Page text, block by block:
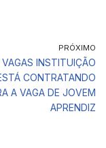
PRÓXIMO
INSTITUIÇÃO
CONTRATANDO
A VAGA DE JOVEM
APRENDIZ